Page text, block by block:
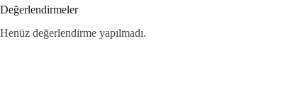
Değerlendirmeler
Henüz değerlendirme yapılmadı.